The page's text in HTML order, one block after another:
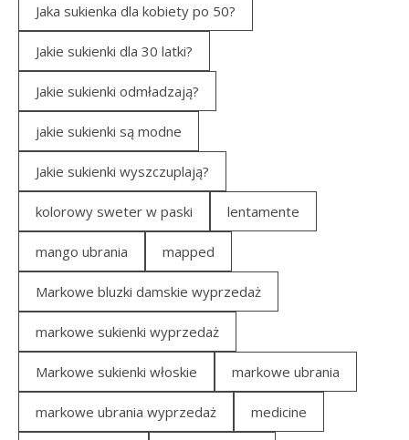
Jaka sukienka dla kobiety po 50?
Jakie sukienki dla 30 latki?
Jakie sukienki odmładzają?
jakie sukienki są modne
Jakie sukienki wyszczuplają?
kolorowy sweter w paski lentamente
mango ubrania mapped
Markowe bluzki damskie wyprzedaż
markowe sukienki wyprzedaż
Markowe sukienki włoskie markowe ubrania
markowe ubrania wyprzedaż medicine